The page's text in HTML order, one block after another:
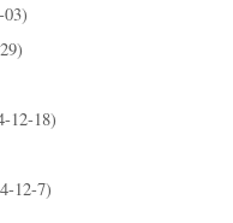
03)
12-18)
12-7)